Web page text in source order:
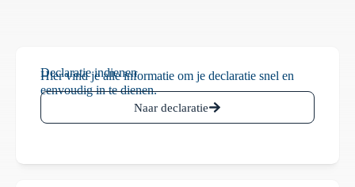
Declaratie indienen
Hier vind je alle informatie om je declaratie snel en
eenvoudig in te dienen.
Naar declaratie